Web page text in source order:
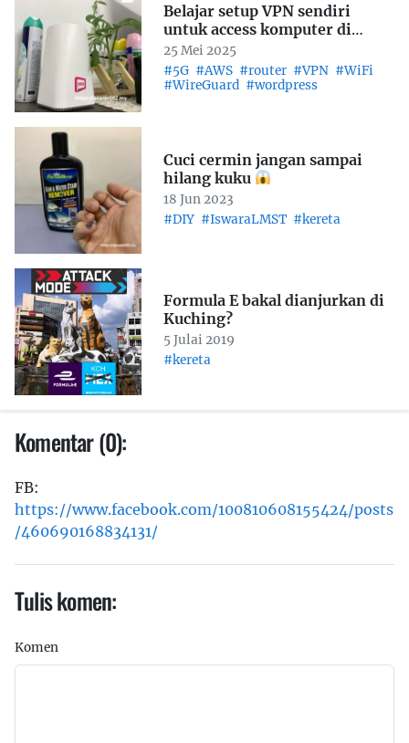
Belajar setup VPN sendiri
untuk access komputer di
rumah
25 Mei 2025
#5G #AWS #router #VPN #WiFi
#WireGuard #wordpress
Cuci cermin jangan sampai
hilang kuku
18 Jun 2023
#DIY #IswaraLMST #kereta
Formula E bakal dianjurkan di
Kuching?
5 Julai 2019
#kereta
Komentar (0):
FB:
https://www.facebook.com/100810608155424/posts
/460690168834131/
Tulis komen:
Komen